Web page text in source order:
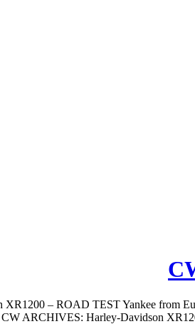
– ROAD TEST Yankee from
ARCHIVES: Harley-Davidson